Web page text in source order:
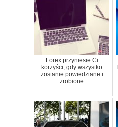
Forex przyniesie Ci
korzyści, gdy wszystko
zostanie powiedziane i
zrobione